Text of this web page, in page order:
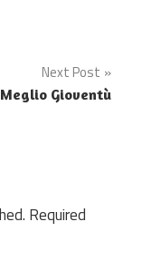
Next Post
Meglio Gioventù
Required